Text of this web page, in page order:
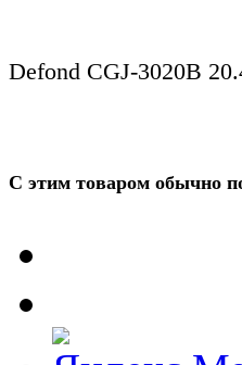
Defond CGJ-3020B
С этим товаром обычно